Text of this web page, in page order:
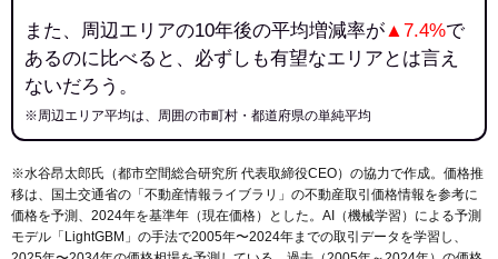
また、周辺エリアの10年後の平均増減率が▲7.4%で
あるのに比べると、必ずしも有望なエリアとは言え
ないだろう。
※周辺エリア平均は、周囲の市町村・都道府県の単純平均
※水谷昂太郎氏（都市空間総合研究所 代表取締役CEO）の協力で作成。価格推
移は、国土交通省の「 不動産情報ライブラリ 」の不動産取引価格情報を参考に
価格を予測、2024年を基準年（現在価格）とした。AI（機械学習）による予測
モデル「LightGBM」の手法で2005年〜2024年までの取引データを学習し、